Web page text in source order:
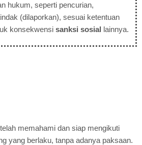
hukum, seperti pencurian,
(dilaporkan), sesuai ketentuan
konsekwensi sanksi sosial lainnya.
memahami dan siap mengikuti
yang berlaku, tanpa adanya paksaan.